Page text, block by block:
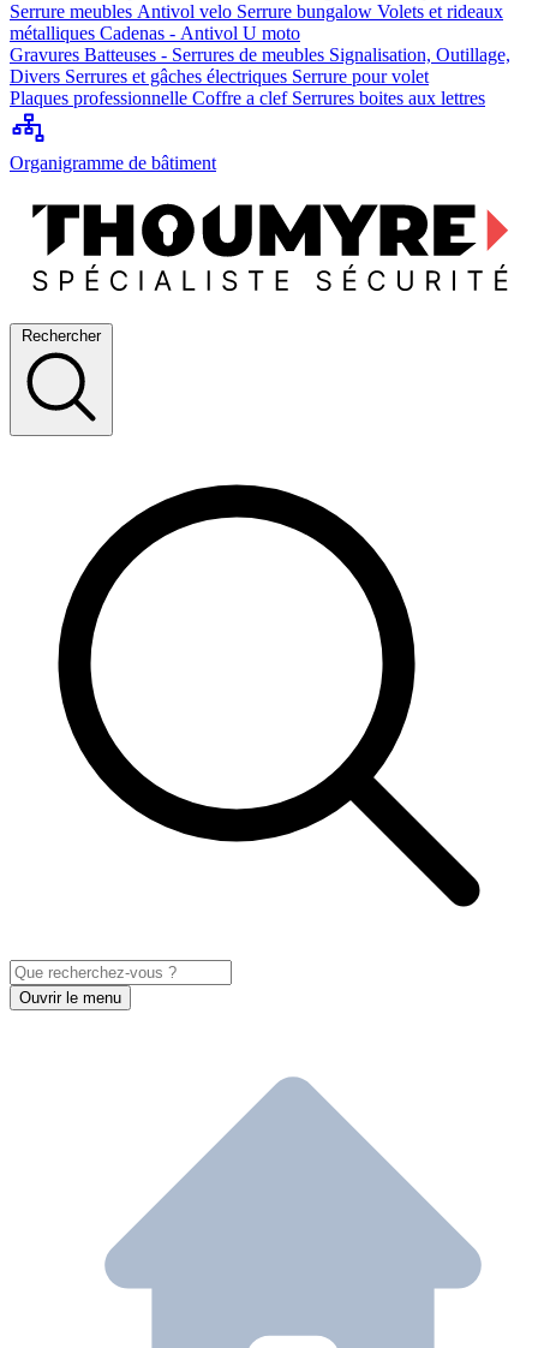
Serrure meubles Antivol velo Serrure bungalow Volets et rideaux
métalliques Cadenas - Antivol U moto
Gravures Batteuses - Serrures de meubles Signalisation, Outillage,
Divers Serrures et gâches électriques Serrure pour volet
Plaques professionnelle Coffre a clef Serrures boites aux lettres
Organigramme de bâtiment
Rechercher
Ouvrir le menu